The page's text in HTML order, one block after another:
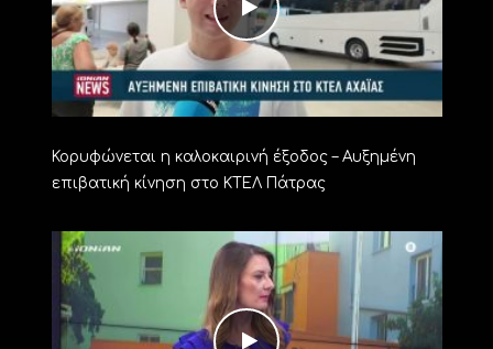
Κορυφώνεται η καλοκαιρινή έξοδος – Αυξημένη
επιβατική κίνηση στο ΚΤΕΛ Πάτρας